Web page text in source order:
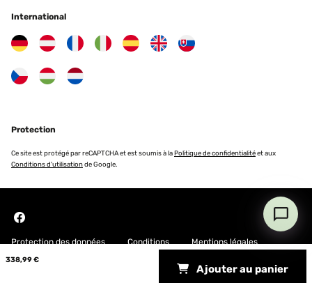
338,99 €
Ajouter au panier
International
Protection
Ce site est protégé par reCAPTCHA et est soumis à laPolitique de confidentialitéet aux
Conditions d'utilisationde Google.
Protection des données Conditions Mentions légales
Copyright © 2026 Blumfeldt. All rights reserved